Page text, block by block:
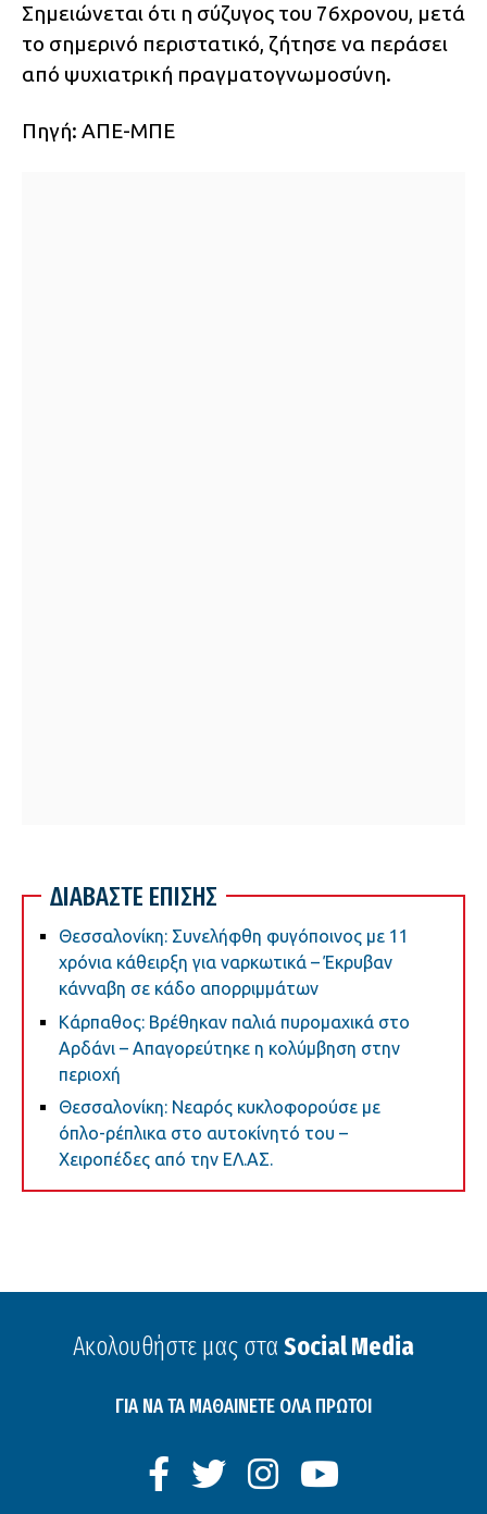
Σημειώνεται ότι η σύζυγος του 76χρονου, μετά
το σημερινό περιστατικό, ζήτησε να περάσει
από ψυχιατρική πραγματογνωμοσύνη.
Πηγή: ΑΠΕ-ΜΠΕ
ΔΙΑΒΑΣΤΕ ΕΠΙΣΗΣ
Θεσσαλονίκη: Συνελήφθη φυγόποινος με 11
χρόνια κάθειρξη για ναρκωτικά – Έκρυβαν
κάνναβη σε κάδο απορριμμάτων
Κάρπαθος: Βρέθηκαν παλιά πυρομαχικά στο
Αρδάνι – Απαγορεύτηκε η κολύμβηση στην
περιοχή
Θεσσαλονίκη: Νεαρός κυκλοφορούσε με
όπλο-ρέπλικα στο αυτοκίνητό του –
Χειροπέδες από την ΕΛ.ΑΣ.
Ακολουθήστε μας στα Social Media
ΓΙΑ ΝΑ ΤΑ ΜΑΘΑΙΝΕΤΕ ΟΛΑ ΠΡΩΤΟΙ